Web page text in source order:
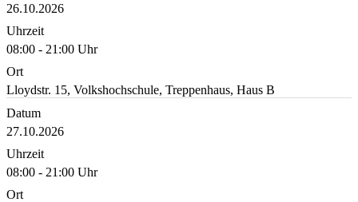
26.10.2026
Uhrzeit
08:00 - 21:00 Uhr
Ort
Lloydstr. 15, Volkshochschule, Treppenhaus, Haus B
Datum
27.10.2026
Uhrzeit
08:00 - 21:00 Uhr
Ort